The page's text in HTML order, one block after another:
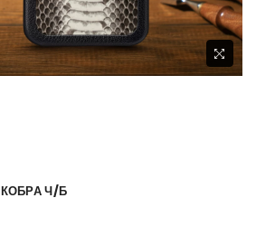
КОБРА Ч/Б